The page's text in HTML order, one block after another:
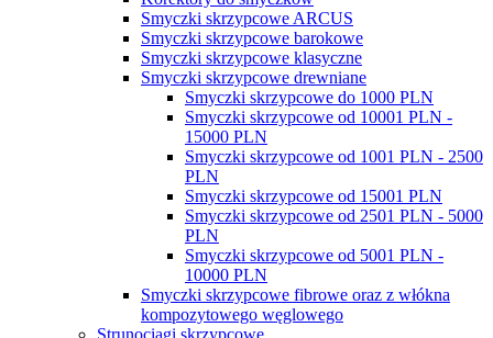
Smyczki skrzypcowe ARCUS
Smyczki skrzypcowe barokowe
Smyczki skrzypcowe klasyczne
Smyczki skrzypcowe drewniane
Smyczki skrzypcowe do 1000 PLN
Smyczki skrzypcowe od 10001 PLN -
15000 PLN
Smyczki skrzypcowe od 1001 PLN - 2500
PLN
Smyczki skrzypcowe od 15001 PLN
Smyczki skrzypcowe od 2501 PLN - 5000
PLN
Smyczki skrzypcowe od 5001 PLN -
10000 PLN
Smyczki skrzypcowe fibrowe oraz z włókna
kompozytowego węglowego
Strunociągi skrzypcowe